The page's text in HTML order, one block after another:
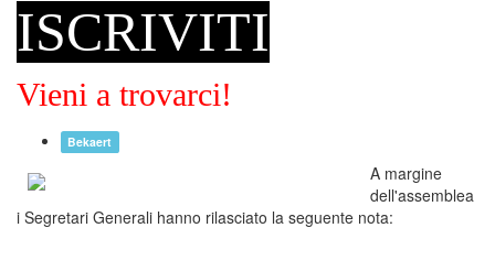
ISCRIVITI
Vieni a trovarci!
Bekaert
A margine
dell'assemblea
i Segretari Generali hanno rilasciato la seguente nota: